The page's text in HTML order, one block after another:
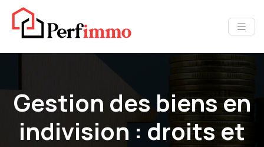
Gestion des biens en
indivision : droits et